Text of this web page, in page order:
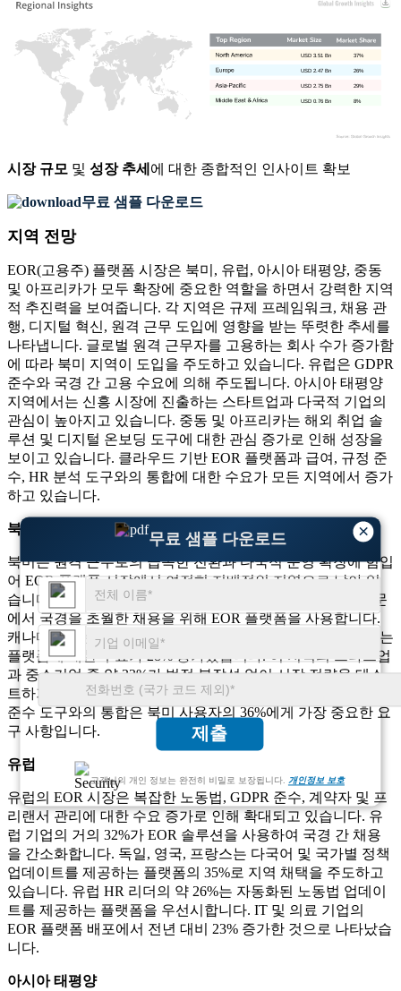
×
무료 샘플 다운로드
제출
고객님의 개인 정보는 완전히 비밀로 보장됩니다. 개인정보 보호
8%
USD 0.76 Bn
29%
USD 2.75 Bn
26%
USD 2.47 Bn
37%
USD 3.51 Bn
시장 규모 및 성장 추세 에 대한 종합적인 인사이트 확보
무료 샘플 다운로드
지역 전망
EOR(고용주) 플랫폼 시장은 북미, 유럽, 아시아 태평양, 중동
및 아프리카가 모두 확장에 중요한 역할을 하면서 강력한 지역
적 추진력을 보여줍니다. 각 지역은 규제 프레임워크, 채용 관
행, 디지털 혁신, 원격 근무 도입에 영향을 받는 뚜렷한 추세를
나타냅니다. 글로벌 원격 근무자를 고용하는 회사 수가 증가함
에 따라 북미 지역이 도입을 주도하고 있습니다. 유럽은 GDPR
준수와 국경 간 고용 수요에 의해 주도됩니다. 아시아 태평양
지역에서는 신흥 시장에 진출하는 스타트업과 다국적 기업의
관심이 높아지고 있습니다. 중동 및 아프리카는 해외 취업 솔
루션 및 디지털 온보딩 도구에 대한 관심 증가로 인해 성장을
보이고 있습니다. 클라우드 기반 EOR 플랫폼과 급여, 규정 준
수, HR 분석 도구와의 통합에 대한 수요가 모든 지역에서 증가
하고 있습니다.
북아메리카
북미는 원격 근무로의 급속한 전환과 다국적 운영 확장에 힘입
어 EOR 플랫폼 시장에서 여전히 지배적인 지역으로 남아 있
습니다. 미국 기반 기업의 약 39%가 특히 기술 및 컨설팅 부문
에서 국경을 초월한 채용을 위해 EOR 플랫폼을 사용합니다.
캐나다에서는 이중 언어 지원 및 규정 준수 자동화를 제공하는
플랫폼에 대한 수요가 28% 증가했습니다. 이 지역의 스타트업
과 중소기업 중 약 33%가 법적 복잡성 없이 시장 전략을 테스
트하기 위해 EOR 서비스에 의존하고 있습니다. 급여 및 세금
준수 도구와의 통합은 북미 사용자의 36%에게 가장 중요한 요
구 사항입니다.
유럽
유럽의 EOR 시장은 복잡한 노동법, GDPR 준수, 계약자 및 프
리랜서 관리에 대한 수요 증가로 인해 확대되고 있습니다. 유
럽 ​​기업의 거의 32%가 EOR 솔루션을 사용하여 국경 간 채용
을 간소화합니다. 독일, 영국, 프랑스는 다국어 및 국가별 정책
업데이트를 제공하는 플랫폼의 35%로 지역 채택을 주도하고
있습니다. 유럽 ​​HR 리더의 약 26%는 자동화된 노동법 업데이
트를 제공하는 플랫폼을 우선시합니다. IT 및 의료 기업의
EOR 플랫폼 배포에서 전년 대비 23% 증가한 것으로 나타났습
니다.
아시아 태평양